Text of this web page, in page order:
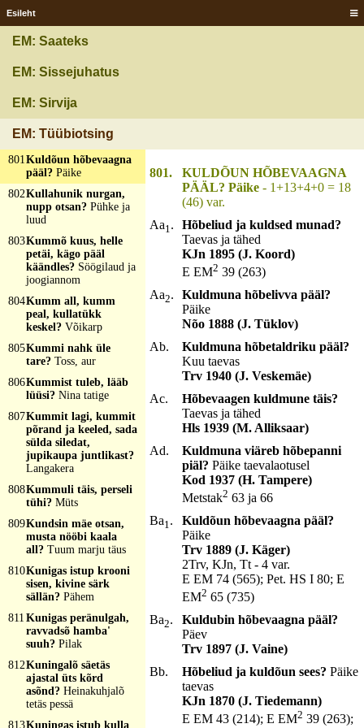
Esileht
EM: Saateks
EM: Sissejuhatus
EM: Sirvija
EM: Tüübiotsing
797Kullane kopakene
hõbedat täüs?Sibul
798Kuldsõel, hõbeauka
799Kuldtäkk, hõbelakk
taga?Kukk
800 Kulduppin, elu sisen?
Piip
801Kuldõun hõbevaagna
pääl? Päike
802Kullahunik nurgan,
nupp otsan? Pühke ja
luud
803Kummõ kuus, helle
petäi, kägo pääl
käändles? Söögilaud ja
joogiannom
804Kumm all, kumm
peal, kullatükk
keskel? Võikarp
805Kummi nahk üle
tare? Toss, aur
806Kummist tuleb, lääb
lüüsi? Nina tatige
807Kummit lagi, kummit
põrand ja keeled, sada
sülda siledat,
jupikaupa juntlikast?
Langakera
808Kummuli täis, perseli
tühi? Müts
809Kundsin mäe otsan,
musta nööbi kaala
all? Tuum marju täus
810Kunigas istup krooni
sisen, kivine särk
sällän? Pähem
811 Kunigas peränulgah,
ravvadsõ hamba'
suuh? Pilak
812Kuningalõ säetäs
ajastal üts kõrd
asõnd? Heinakuhjalõ
tetäs pessä
813Kuningas istub kulla
801.
KULDÕUN HÕBEVAAGNA
PÄÄL? Päike - 1+13+4+0 = 18
(46) var.
Aa1.
Hõbeliud ja kuldsed munad?
Taevas ja tähed
KJn 1895 (J. Koord)
E EM2 39 (263)
Aa2.
Kuldmuna hõbelivva pääl?
Päike
Nõo 1888 (J. Tüklov)
Ab.
Kuldmuna hõbetaldriku pääl?
Kuu taevas
Trv 1940 (J. Veskemäe)
Ac.
Hõbevaagen kuldmune täis?
Taevas ja tähed
Hls 1939 (M. Alliksaar)
Ad.
Kuldmuna viäreb hõbepanni
piäl?Päike taevalaotusel
Kod 1937 (H. Tampere)
Metstak2 63 ja 66
Ba1.
Kuldõun hõbevaagna pääl?
Päike
Trv 1889 (J. Käger)
2Trv, KJn, Tt - 4 var.
E EM 74 (565); Pet. HS I 80; E
EM2 65 (735)
Ba2.
Kuldubin hõbevaagna pääl?
Päev
Trv 1897 (J. Vaine)
Bb.
Hõbeliud ja kuldõun sees?Päike
taevas
KJn 1870 (J. Tiedemann)
E EM 43 (214); E EM2 39 (263);